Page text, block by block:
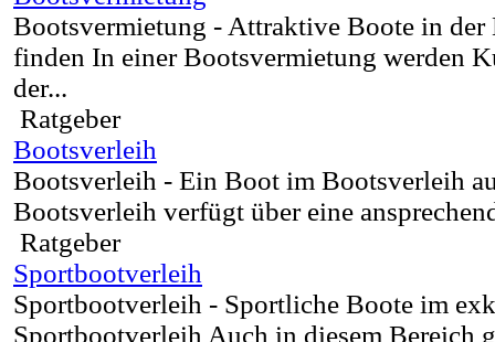
Bootsvermietung - Attraktive Boote in der
finden In einer Bootsvermietung werden
der...
Ratgeber
Bootsverleih
Bootsverleih - Ein Boot im Bootsverleih
Bootsverleih verfügt über eine
Ratgeber
Sportbootverleih
Sportbootverleih - Sportliche Boote im
Sportbootverleih Auch in diesem Bereich